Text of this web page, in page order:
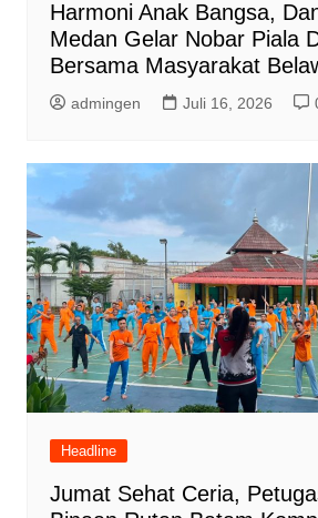
Harmoni Anak Bangsa,
Medan Gelar Nobar Piala
Bersama Masyarakat
admingen Juli 16, 2026
Headline
Jumat Sehat Ceria,